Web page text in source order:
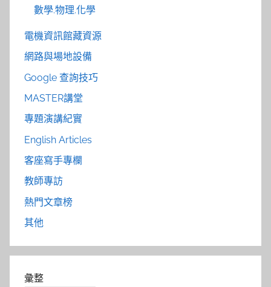
數學.物理.化學
電機資訊館藏資源
網路與場地設備
Google 查詢技巧
MASTER講堂
專題演講紀實
English Articles
客座寫手專欄
教師專訪
熱門文章榜
其他
彙整